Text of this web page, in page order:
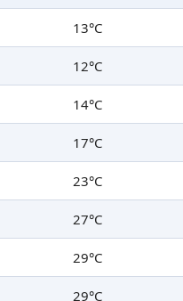
13°C
12°C
14°C
17°C
23°C
27°C
29°C
29°C